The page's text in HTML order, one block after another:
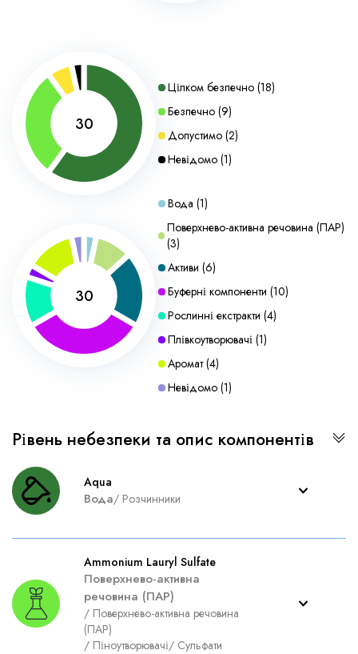
30
Цілком безпечно (18)
Безпечно (9)
Допустимо (2)
Невідомо (1)
30
Вода (1)
Поверхнево-активна речовина (ПАР)
(3)
Активи (6)
Буферні компоненти (10)
Рослинні екстракти (4)
Плівкоутворювачі (1)
Аромат(4)
Невідомо (1)
Рівень небезпеки та опис компонентів
Aqua
Вода/ Розчинники
Ammonium Lauryl Sulfate
Поверхнево-активна
речовина (ПАР)
/ Поверхнево-активна речовина
(ПАР)
/ Піноутворювачі/ Сульфати